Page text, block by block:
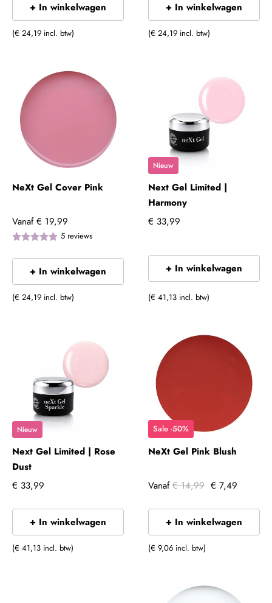
+ In winkelwagen
(€ 24,19 incl. btw)
+ In winkelwagen
(€ 24,19 incl. btw)
NeXt Gel Cover Pink
Vanaf € 19,99
5 reviews
+ In winkelwagen
(€ 24,19 incl. btw)
Nieuw
Next Gel Limited |
Harmony
€ 33,99
+ In winkelwagen
(€ 41,13 incl. btw)
Nieuw
Next Gel Limited | Rose
Dust
€ 33,99
+ In winkelwagen
(€ 41,13 incl. btw)
Sale -50%
NeXt Gel Pink Blush
Vanaf € 14,99 € 7,49
+ In winkelwagen
(€ 9,06 incl. btw)